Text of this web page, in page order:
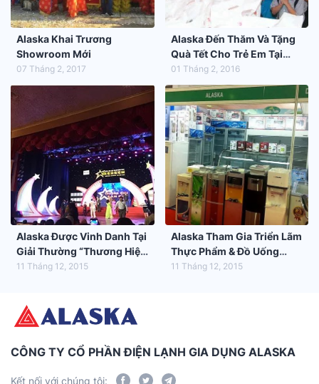
Alaska Khai Trương
Showroom Mới
07 Tháng 2, 2017
Alaska Đến Thăm Và Tặng
Quà Tết Cho Trẻ Em Tại
Chùa Liên Trúc Tự
01 Tháng 2, 2016
Alaska Được Vinh Danh Tại
Giải Thường “Thương Hiệu
Dẫn Đầu VN 2015”
11 Tháng 12, 2015
Alaska Tham Gia Triển Lãm
Thực Phẩm & Đồ Uống
Quốc Tế 2015
11 Tháng 12, 2015
CÔNG TY CỔ PHẦN ĐIỆN LẠNH GIA DỤNG ALASKA
Kết nối với chúng tôi: